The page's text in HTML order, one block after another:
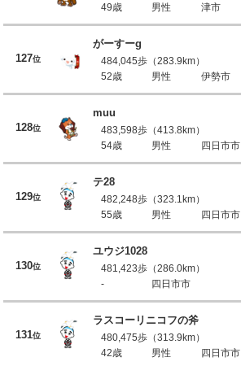
49歳
男性 津市
127位
がーすーg
484,045歩（283.9km）
52歳
男性 伊勢市
128位
muu
483,598歩（413.8km）
54歳
男性 四日市市
129位
テ28
482,248歩（323.1km）
55歳
男性 四日市市
130位
ユウジ1028
481,423歩（286.0km）
-
四日市市
131位
ラスコーリニコフの斧
480,475歩（313.9km）
42歳
男性 四日市市